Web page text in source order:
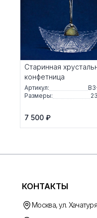
Старинная
конфетница
Артикул:
Размеры:
7 500 ₽
КОНТАКТЫ
Москва, ул.